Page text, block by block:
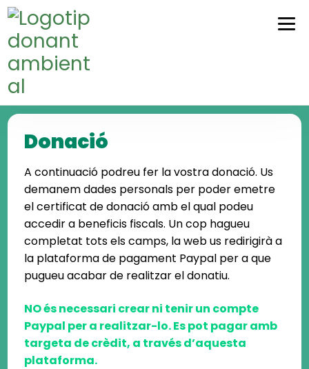
Skip
to
navigation
Skip
to
content
Donació
A continuació podreu fer la vostra donació. Us
demanem dades personals per poder emetre
el certificat de donació amb el qual podeu
accedir a beneficis fiscals. Un cop hagueu
completat tots els camps, la web us redirigirà a
la plataforma de pagament Paypal per a que
pugueu acabar de realitzar el donatiu.
NO és necessari crear ni tenir un compte
Paypal per a realitzar-lo. Es pot pagar amb
targeta de crèdit, a través d’aquesta
plataforma.